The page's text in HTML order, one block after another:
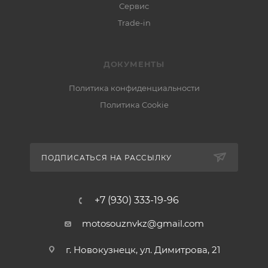
Сервис
Trade-in
ДОКУМЕНТЫ
Политика конфиденциальности
Политика Cookie
ПОДПИСАТЬСЯ НА РАССЫЛКУ
+7 (930) 333-19-96
motosouznvkz@gmail.com
г. Новокузнецк, ул. Димитрова, 21